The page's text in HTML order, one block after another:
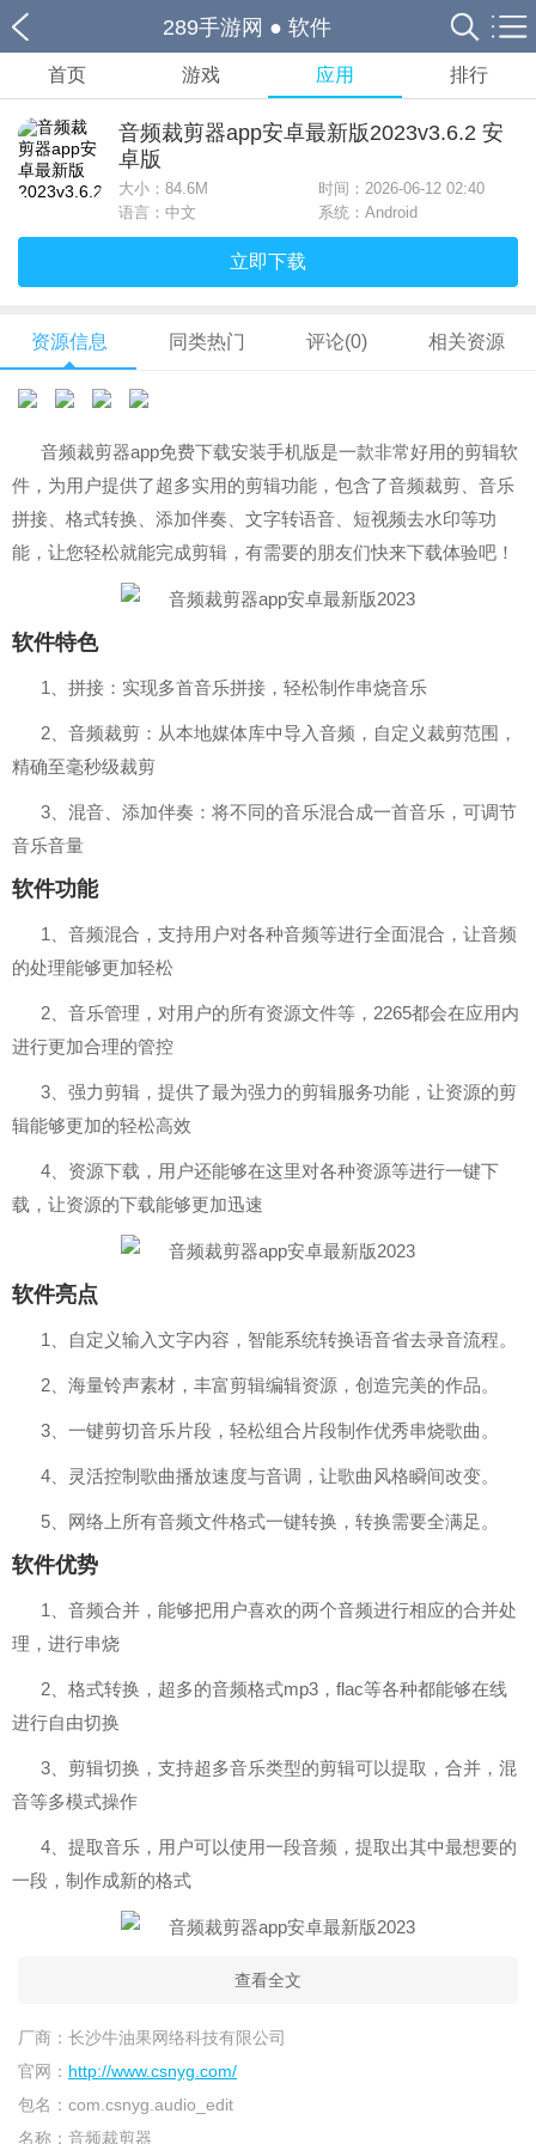
289手游网 ● 软件
首页 游戏 应用 排行
音频裁剪器app安卓最新版2023v3.6.2 安
卓版
大小： 84.6M
时间：2026-06-12 02:40
语言：中文
系统：Android
立即下载
资源信息 同类热门 评论(0) 相关资源
音频裁剪器app免费下载安装手机版是一款非常好用的剪辑软
件，为用户提供了超多实用的剪辑功能，包含了音频裁剪、音乐
拼接、格式转换、添加伴奏、文字转语音、短视频去水印等功
能，让您轻松就能完成剪辑，有需要的朋友们快来下载体验吧！
软件特色
1、拼接：实现多首音乐拼接，轻松制作串烧音乐
2、音频裁剪：从本地媒体库中导入音频，自定义裁剪范围，
精确至毫秒级裁剪
3、混音、添加伴奏：将不同的音乐混合成一首音乐，可调节
音乐音量
软件功能
1、音频混合，支持用户对各种音频等进行全面混合，让音频
的处理能够更加轻松
2、音乐管理，对用户的所有资源文件等，2265都会在应用内
进行更加合理的管控
3、强力剪辑，提供了最为强力的剪辑服务功能，让资源的剪
辑能够更加的轻松高效
4、资源下载，用户还能够在这里对各种资源等进行一键下
载，让资源的下载能够更加迅速
软件亮点
1、自定义输入文字内容，智能系统转换语音省去录音流程。
2、海量铃声素材，丰富剪辑编辑资源，创造完美的作品。
3、一键剪切音乐片段，轻松组合片段制作优秀串烧歌曲。
4、灵活控制歌曲播放速度与音调，让歌曲风格瞬间改变。
5、网络上所有音频文件格式一键转换，转换需要全满足。
软件优势
1、音频合并，能够把用户喜欢的两个音频进行相应的合并处
理，进行串烧
2、格式转换，超多的音频格式mp3，flac等各种都能够在线
进行自由切换
3、剪辑切换，支持超多音乐类型的剪辑可以提取，合并，混
音等多模式操作
4、提取音乐，用户可以使用一段音频，提取出其中最想要的
一段，制作成新的格式
查看全文
厂商： 长沙牛油果网络科技有限公司
官网： http://www.csnyg.com/
包名： com.csnyg.audio_edit
名称： 音频裁剪器